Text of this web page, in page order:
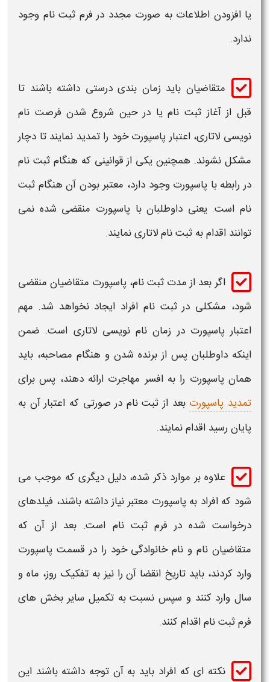
یا افزودن اطلاعات به صورت مجدد در فرم ثبت نام وجود
ندارد.
متقاضیان باید زمان بندی درستی داشته باشند تا
قبل از آغاز ثبت نامیا در حین شروع شدن فرصت نام
نویسی لاتاری، اعتبارپاسپورتخود را تمدید نمایند تا دچار
مشکل نشوند. همچنین یکی از قوانینی که هنگامثبت نام
در رابطه با پاسپورت وجود دارد، معتبر بودن آن هنگام ثبت
نام است. یعنی داوطلبان باپاسپورت منقضی شده نمی
توانند اقدام به ثبت نام لاتارینمایند.
اگر بعد از مدت ثبت نام، پاسپورت متقاضیان منقضی
شود، مشکلی درثبت نام افراد ایجاد نخواهد شد. مهم
اعتبارپاسپورت در زمان نام نویسیلاتاری است. ضمن
اینکه داوطلبان پس از برنده شدن و هنگام مصاحبه، باید
همانپاسپورت را به افسر مهاجرت ارائه دهند، پس برای
تمدید پاسپورت بعد از ثبت نام در صورتی که اعتبار آن به
پایان رسید اقدام نمایند.
علاوه بر موارد ذکر شده، دلیل دیگری که موجب می
شود که افراد بهپاسپورت معتبر نیاز داشته باشند، فیلدهای
درخواست شده در فرمثبت نام است. بعد از آن که
متقاضیان نام و نام خانوادگی خود را در قسمت پاسپورت
وارد کردند، باید تاریخ انقضا آن را نیز به تفکیک روز، ماه و
سال وارد کنند و سپس نسبت به تکمیل سایر بخش های
فرمثبت ناماقدام کنند.
نکته ای که افراد باید به آن توجه داشته باشند این